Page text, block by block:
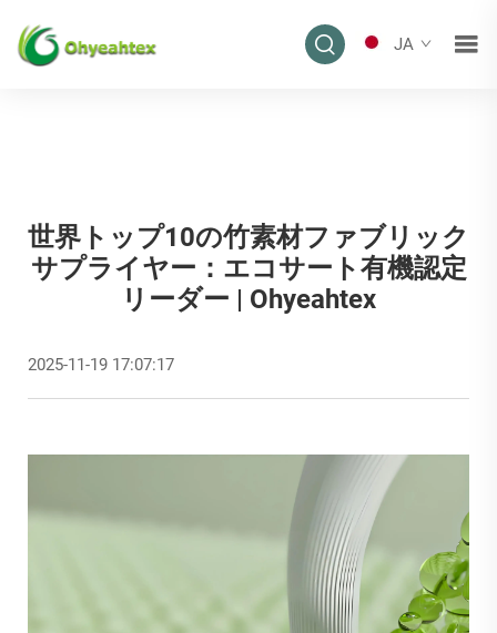
JA
世界トップ10の竹素材ファブリック
サプライヤー：エコサート有機認定
リーダー | Ohyeahtex
2025-11-19 17:07:17